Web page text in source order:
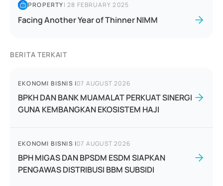
PROPERTY|28 FEBRUARY 2025
Facing Another Year of Thinner NIMM
BERITA TERKAIT
EKONOMI BISNIS |07 AUGUST 2026
BPKH DAN BANK MUAMALAT PERKUAT SINERGI
GUNA KEMBANGKAN EKOSISTEM HAJI
EKONOMI BISNIS |07 AUGUST 2026
BPH MIGAS DAN BPSDM ESDM SIAPKAN
PENGAWAS DISTRIBUSI BBM SUBSIDI